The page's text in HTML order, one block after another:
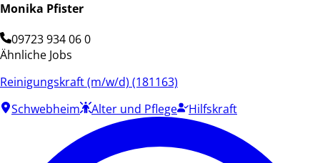
Monika Pfister
09723 934 06 0
Ähnliche Jobs
Reinigungskraft (m/w/d) (181163)
Schwebheim
Alter und Pflege Hilfskraft